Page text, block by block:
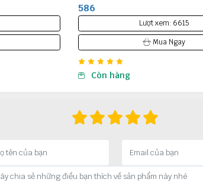
586
Lượt xem: 5982
Mua Ngay
Còn hàng